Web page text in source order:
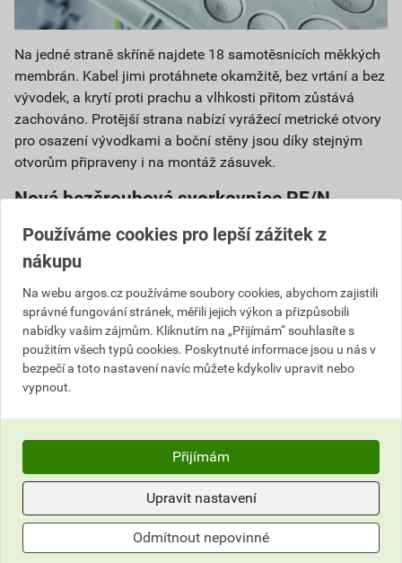
Na jedné straně skříně najdete 18 samotěsnicích měkkých
membrán. Kabel jimi protáhnete okamžitě, bez vrtání a bez
vývodek, a krytí proti prachu a vlhkosti přitom zůstává
zachováno. Protější strana nabízí vyrážecí metrické otvory
pro osazení vývodkami a boční stěny jsou díky stejným
otvorům připraveny i na montáž zásuvek.
Nová bezšroubová svorkovnice PE/N
Svorkovnice kombinuje osvědčenou šroubovou
technologii, moderní push-in připojení a praktické ovládací
páčky na
Používáme cookies pro lepší zážitek z
nákupu
Na webu argos.cz používáme soubory cookies, abychom zajistili
správné fungování stránek, měřili jejich výkon a přizpůsobili
nabídky vašim zájmům. Kliknutím na „Přijímám“ souhlasíte s
použitím všech typů cookies. Poskytnuté informace jsou u nás v
bezpečí a toto nastavení navíc můžete kdykoliv upravit nebo
vypnout.
Přijímám
Upravit nastavení
Odmítnout nepovinné